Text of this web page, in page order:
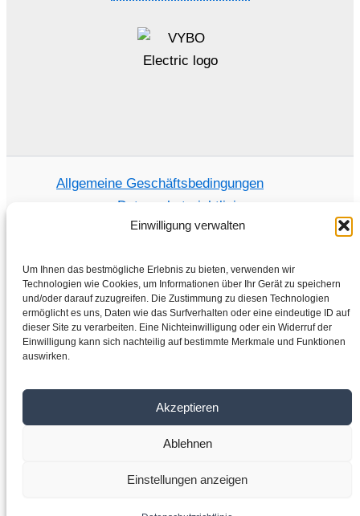
Einwilligung verwalten
Um Ihnen das bestmögliche Erlebnis zu bieten, verwenden wir
Technologien wie Cookies, um Informationen über Ihr Gerät zu speichern
und/oder darauf zuzugreifen. Die Zustimmung zu diesen Technologien
ermöglicht es uns, Daten wie das Surfverhalten oder eine eindeutige ID auf
dieser Site zu verarbeiten. Eine Nichteinwilligung oder ein Widerruf der
Einwilligung kann sich nachteilig auf bestimmte Merkmale und Funktionen
auswirken.
Akzeptieren
Ablehnen
Einstellungen anzeigen
Allgemeine Geschäftsbedingungen
Datenschutzrichtlinie
Home
Shop
Elektromotoren
Über uns
Kontakt
Copyright © 2026 VYBO-ANTRIEBE.DE